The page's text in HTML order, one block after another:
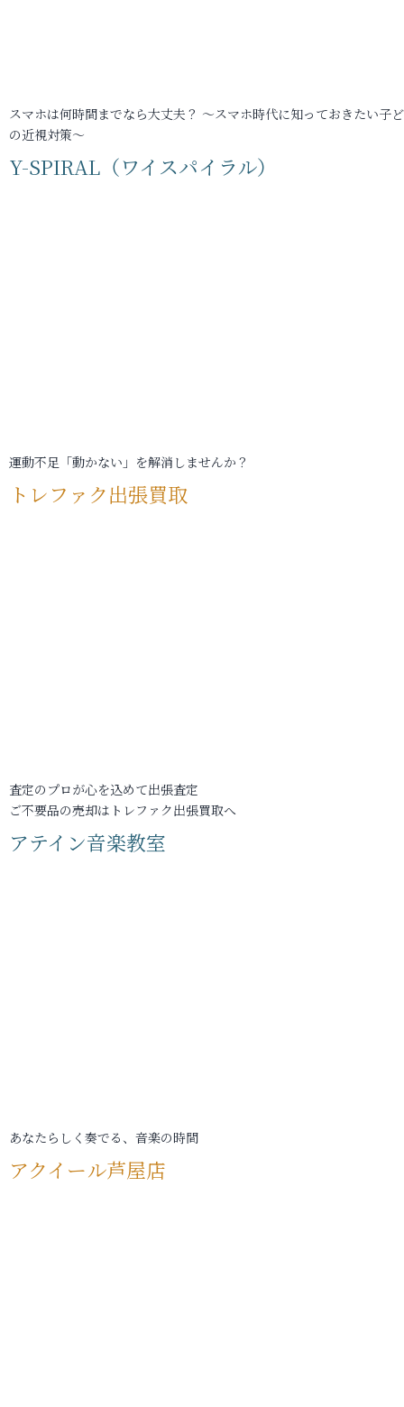
スマホは何時間までなら大丈夫？ ～スマホ時代に知っておきたい子
の近視対策～
Y-SPIRAL（ワイスパイラル）
運動不足「動かない」を解消しませんか？
トレファク出張買取
査定のプロが心を込めて出張査定
ご不要品の売却はトレファク出張買取へ
アテイン音楽教室
あなたらしく奏でる、音楽の時間
アクイール芦屋店